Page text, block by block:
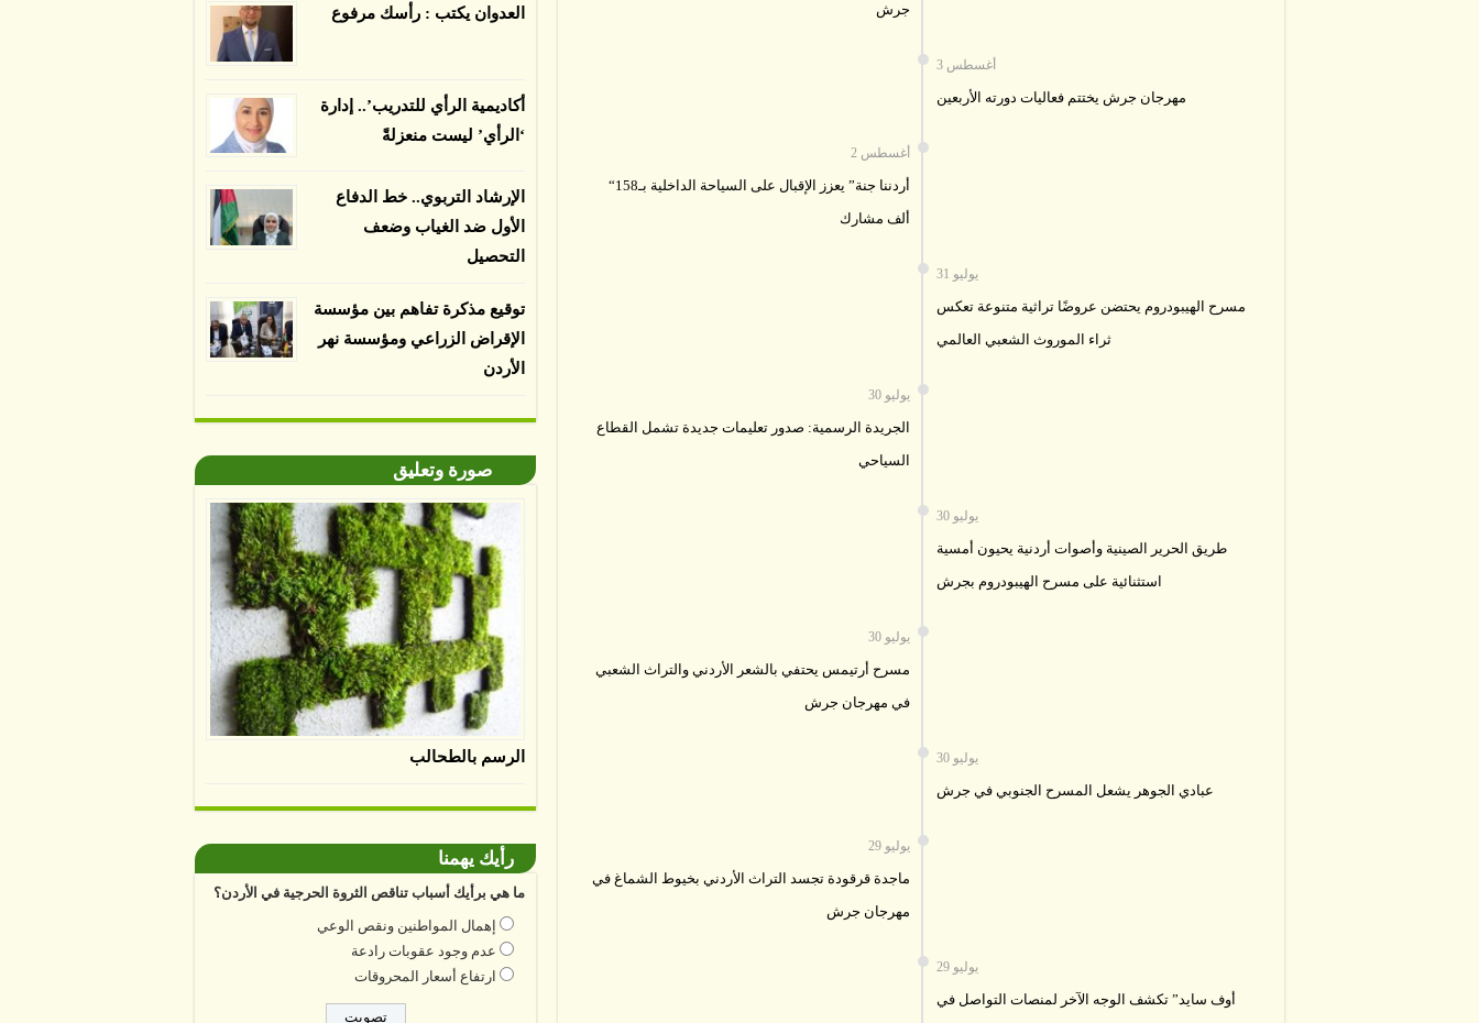
جرش
3 أغسطس
مهرجان جرش يختتم فعاليات دورته الأربعين
2 أغسطس
“أردننا جنة” يعزز الإقبال على السياحة الداخلية بـ158
ألف مشارك
31 يوليو
مسرح الهيبودروم يحتضن عروضًا تراثية متنوعة تعكس
ثراء الموروث الشعبي العالمي
30 يوليو
الجريدة الرسمية: صدور تعليمات جديدة تشمل القطاع
السياحي
30 يوليو
طريق الحرير الصينية وأصوات أردنية يحيون أمسية
استثنائية على مسرح الهيبودروم بجرش
30 يوليو
مسرح أرتيمس يحتفي بالشعر الأردني والتراث الشعبي
في مهرجان جرش
30 يوليو
عبادي الجوهر يشعل المسرح الجنوبي في جرش
29 يوليو
ماجدة قرقودة تجسد التراث الأردني بخيوط الشماغ في
مهرجان جرش
29 يوليو
أوف سايد” تكشف الوجه الآخر لمنصات التواصل في
الغطاء عن أي ادعاءات تقول بأن الزيت يمكن ألا
يسبب الدمار. وكشفت الدراسة فقدان المناطق
بينما فقدت المناطق غير المعتمدة 34 في المئة، وفقاً
العدوان يكتب : رأسك مرفوع
أكاديمية الرأي للتدريب’.. إدارة
‘الرأي’ ليست منعزلةً
الإرشاد التربوي.. خط الدفاع
الأول ضد الغياب وضعف
التحصيل
توقيع مذكرة تفاهم بين مؤسسة
الإقراض الزراعي ومؤسسة نهر
الأردن
صورة وتعليق
الرسم بالطحالب
رأيك يهمنا
ما هي برأيك أسباب تناقص الثروة الحرجية في الأردن؟
إهمال المواطنين ونقص الوعي
عدم وجود عقوبات رادعة
ارتفاع أسعار المحروقات